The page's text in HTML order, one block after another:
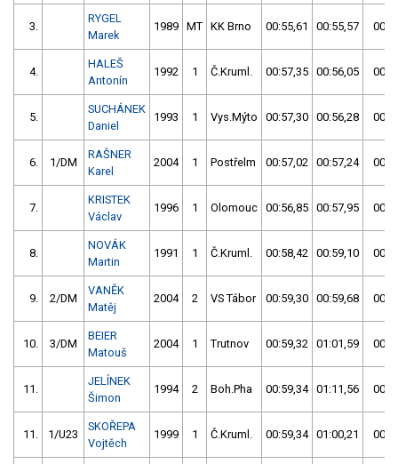
3.
RYGEL
Marek
1989 MT KK Brno 00:55,61 00:55,57
4.
HALEŠ
Antonín
1992 1 Č.Kruml. 00:57,35 00:56,05
5.
SUCHÁNEK
Daniel
1993 1 Vys.Mýto 00:57,30 00:56,28
6. 1/DM
RAŠNER
Karel
2004 1 Postřelm 00:57,02 00:57,24
7.
KRISTEK
Václav
1996 1 Olomouc 00:56,85 00:57,95
8.
NOVÁK
Martin
1991 1 Č.Kruml. 00:58,42 00:59,10
9. 2/DM
VANĚK
Matěj
2004 2 VS Tábor 00:59,30 00:59,68
10. 3/DM
BEIER
Matouš
2004 1 Trutnov 00:59,32 01:01,59
11.
JELÍNEK
Šimon
1994 2 Boh.Pha 00:59,34 01:11,56
11. 1/U23
SKOŘEPA
Vojtěch
1999 1 Č.Kruml. 00:59,34 01:00,21